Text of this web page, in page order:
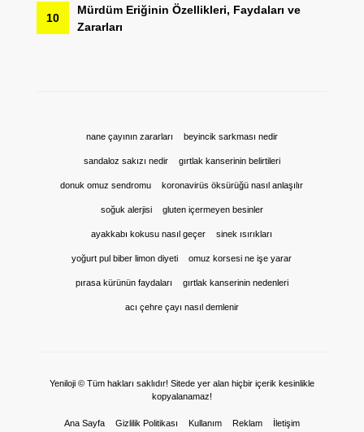
10
Mürdüm Eriğinin Özellikleri, Faydaları ve
Zararları
nane çayının zararları beyincik sarkması nedir
sandaloz sakızı nedir gırtlak kanserinin belirtileri
donuk omuz sendromu koronavirüs öksürüğü nasıl anlaşılır
soğuk alerjisi gluten içermeyen besinler
ayakkabı kokusu nasıl geçer sinek ısırıkları
yoğurt pul biber limon diyeti omuz korsesi ne işe yarar
pırasa kürünün faydaları gırtlak kanserinin nedenleri
acı çehre çayı nasıl demlenir
Yeniloji © Tüm hakları saklıdır! Sitede yer alan hiçbir içerik kesinlikle
kopyalanamaz!
Ana Sayfa Gizlilik Politikası Kullanım Reklam İletişim